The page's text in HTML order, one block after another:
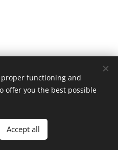
Všechna práva vyhrazena
English
proper functioning and
offer you the best possible
Accept all